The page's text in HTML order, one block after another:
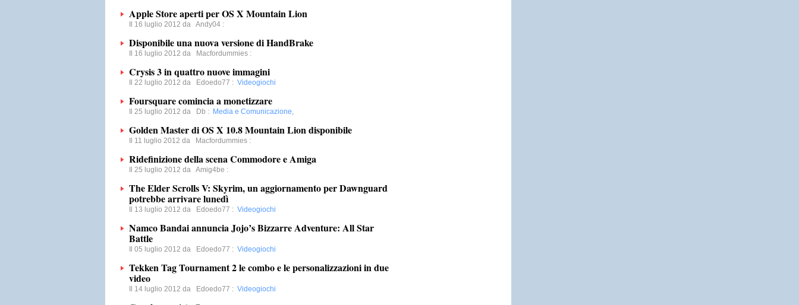
Apple Store aperti per OS X Mountain Lion
Il 16 luglio 2012 da Andy04 :
Disponibile una nuova versione di HandBrake
Il 16 luglio 2012 da Macfordummies :
Crysis 3 in quattro nuove immagini
Il 22 luglio 2012 da Edoedo77 : Videogiochi
Foursquare comincia a monetizzare
Il 25 luglio 2012 da Db : Media e Comunicazione,
Golden Master di OS X 10.8 Mountain Lion disponibile
Il 11 luglio 2012 da Macfordummies :
Ridefinizione della scena Commodore e Amiga
Il 25 luglio 2012 da Amig4be :
The Elder Scrolls V: Skyrim, un aggiornamento per Dawnguard
potrebbe arrivare lunedì
Il 13 luglio 2012 da Edoedo77 : Videogiochi
Namco Bandai annuncia Jojo’s Bizzarre Adventure: All Star
Battle
Il 05 luglio 2012 da Edoedo77 : Videogiochi
Tekken Tag Tournament 2 le combo e le personalizzazioni in due
video
Il 14 luglio 2012 da Edoedo77 : Videogiochi